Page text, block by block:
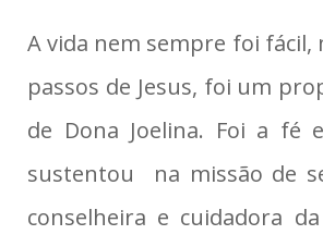
A vida nem sempre foi fácil,
passos de Jesus, foi um
de Dona Joelina. Foi a fé
sustentou na missão de
conselheira e cuidadora